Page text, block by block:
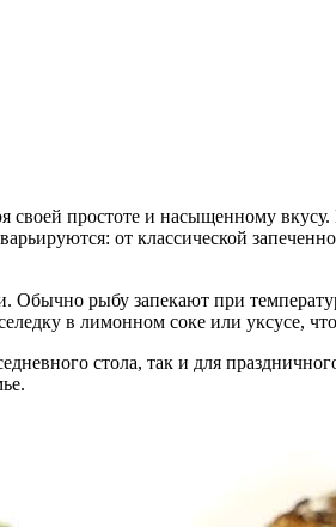
своей простоте и насыщенному
от классической
рыбу запекают при
в лимонном соке или уксусе,
стола, так и для